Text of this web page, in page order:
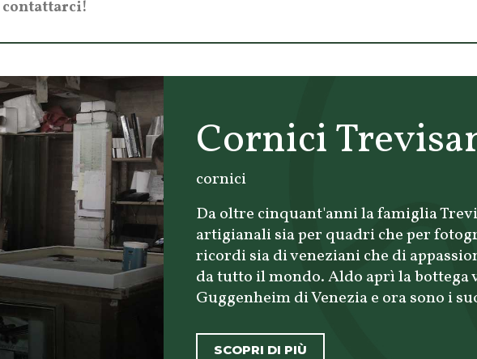
contattarci!
Cornici
cornici
Da oltre cinquant'anni la famiglia
artigianali sia per quadri che per
ricordi sia di veneziani che di
da tutto il mondo. Aldo aprì la bottega
Guggenheim di Venezia e ora sono i
SCOPRI DI PIÙ